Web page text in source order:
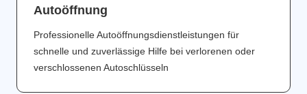
Аutoöffnung
Professionelle Autoöffnungsdienstleistungen für
schnelle und zuverlässige Hilfe bei verlorenen oder
verschlossenen Autoschlüsseln